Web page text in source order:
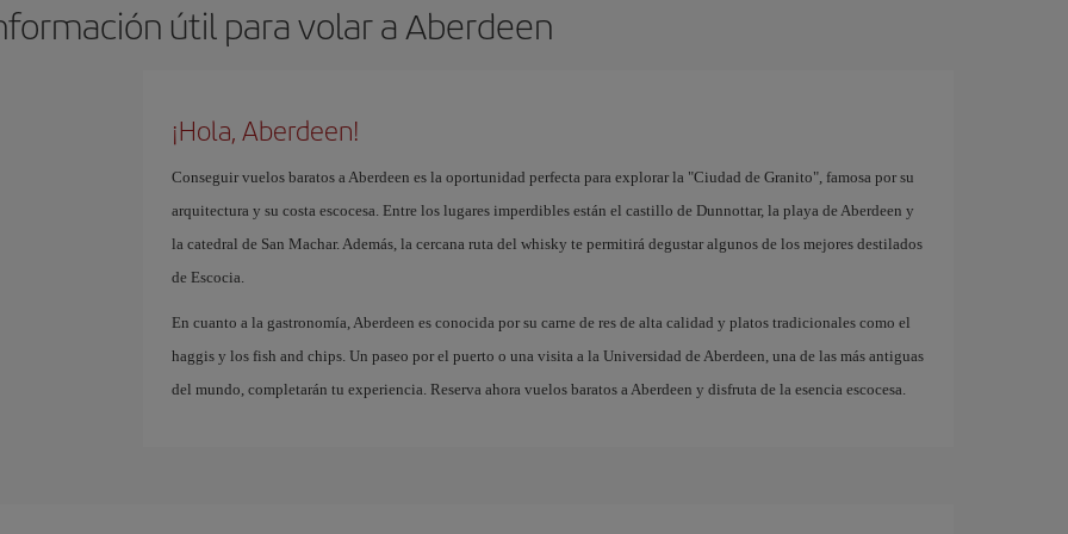
útil para volar a Aberdeen
¡Hola, Aberdeen!
Conseguir vuelos baratos a Aberdeen es la oportunidad perfecta para explorar la "Ciudad de Granito", famosa por su
arquitectura y su costa escocesa. Entre los lugares imperdibles están el castillo de Dunnottar, la playa de Aberdeen y
la catedral de San Machar. Además, la cercana ruta del whisky te permitirá degustar algunos de los mejores destilados
de Escocia.
En cuanto a la gastronomía, Aberdeen es conocida por su carne de res de alta calidad y platos tradicionales como el
haggis y los fish and chips. Un paseo por el puerto o una visita a la Universidad de Aberdeen, una de las más antiguas
del mundo, completarán tu experiencia. Reserva ahora vuelos baratos a Aberdeen y disfruta de la esencia escocesa.